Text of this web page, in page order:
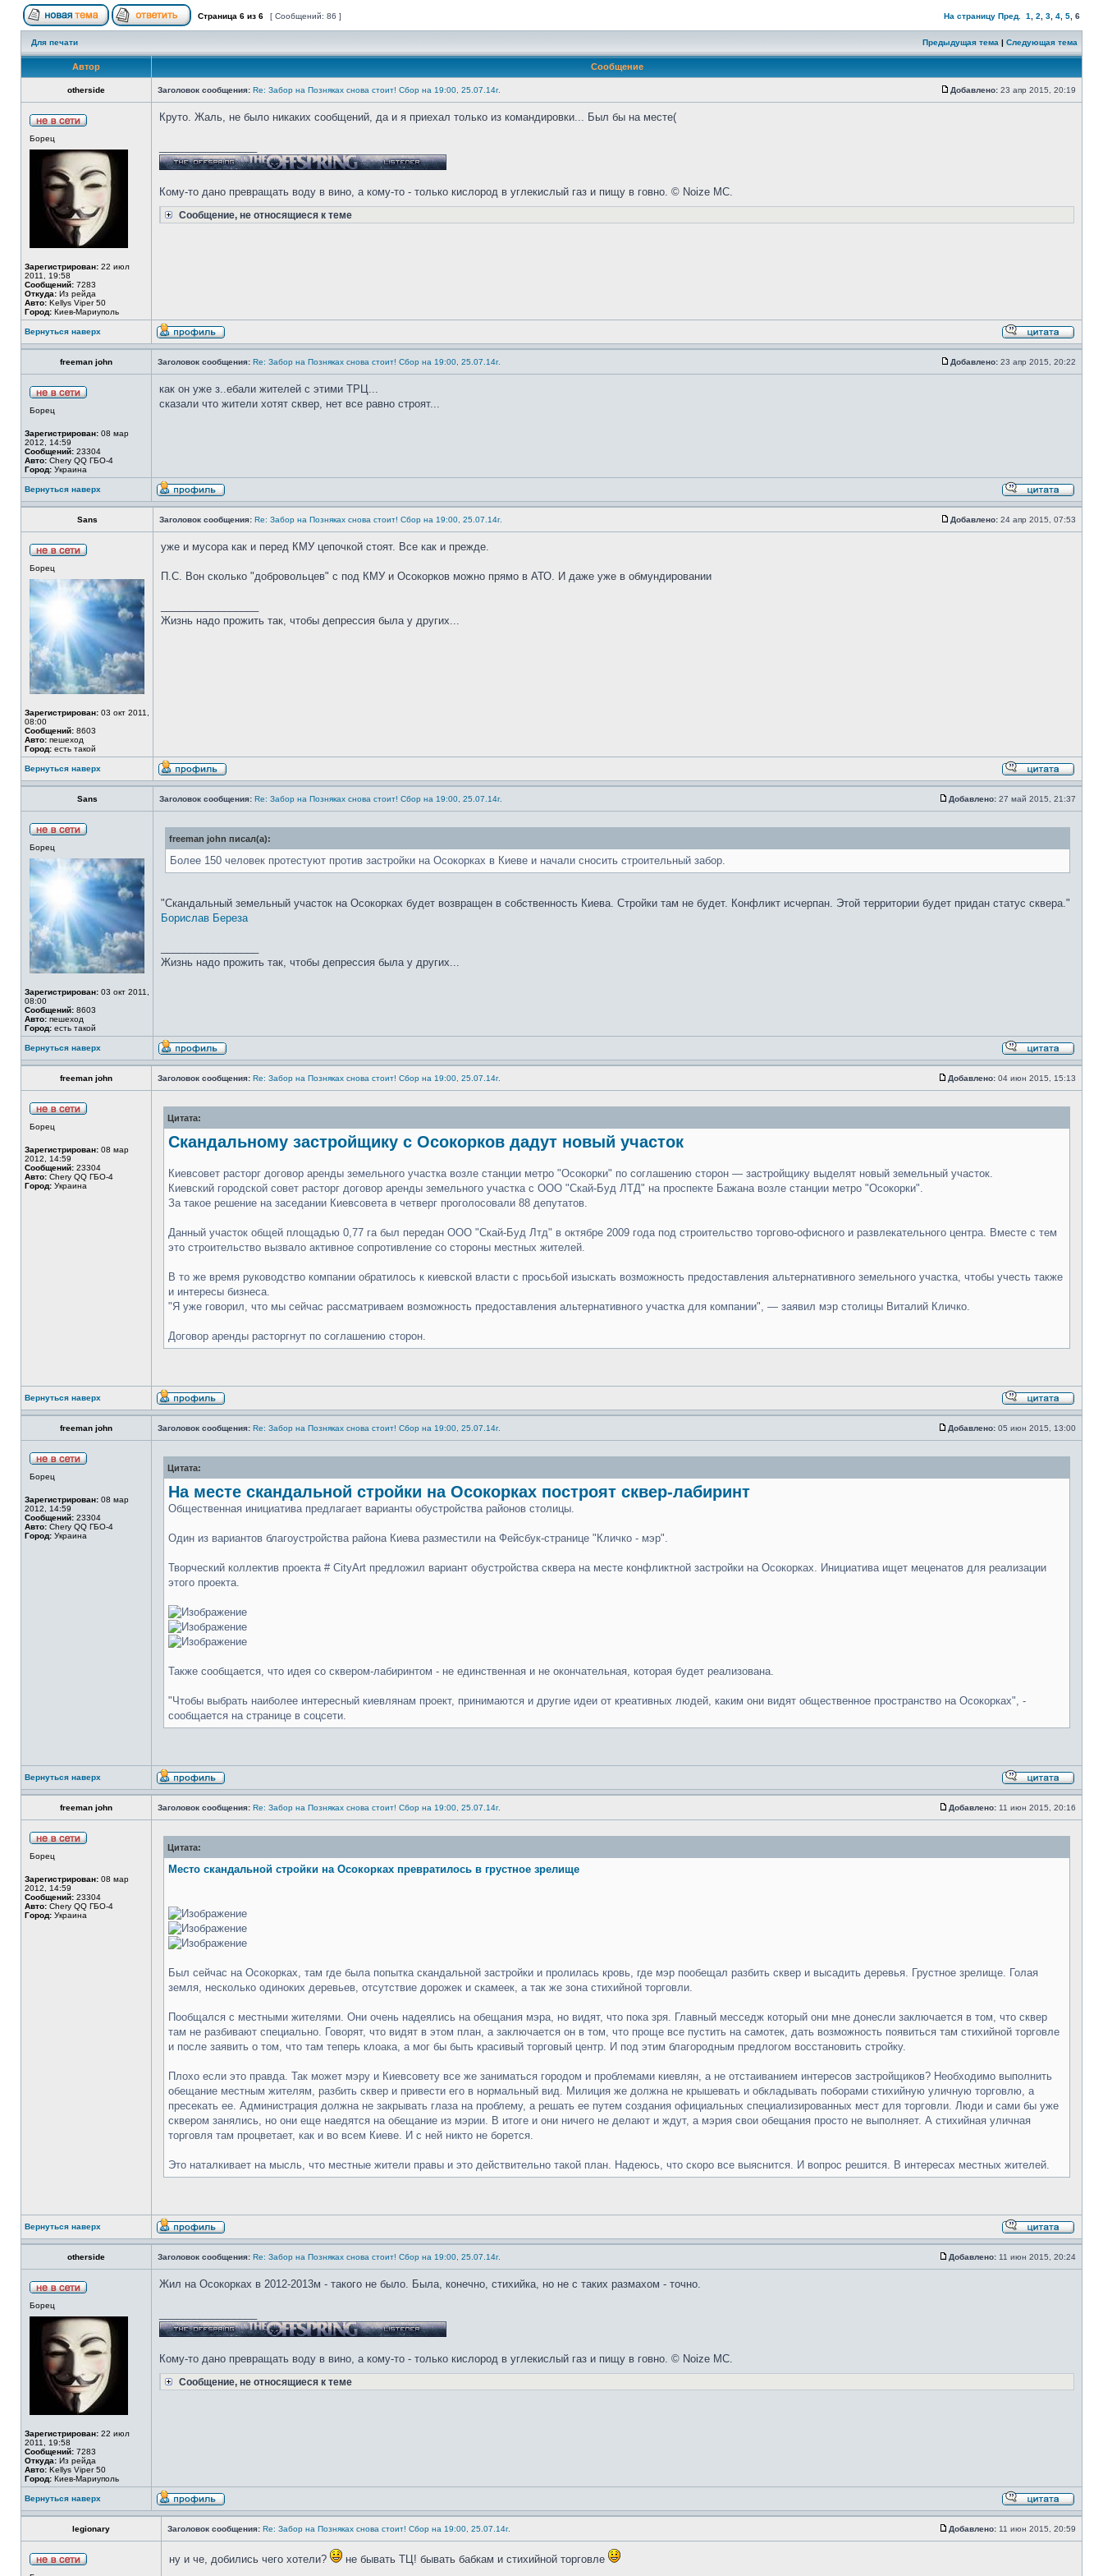
Страница 6 из 6 [ Сообщений: 86 ] На страницу Пред. 1 2 3 4 5 6
Для печати Предыдущая тема | Следующая тема
Автор Сообщение
otherside Заголовок сообщения: Re: Забор на Позняках снова стоит! Сбор на 19:00, 25.07.14г. Добавлено: 23 апр 2015, 20:19
Борец
Зарегистрирован: 22 июл
2011, 19:58
Сообщений: 7283
Откуда: Из рейда
Авто: Kellys Viper 50
Город: Киев-Мариуполь
Круто. Жаль, не было никаких сообщений, да и я приехал только из командировки... Был бы на месте(
Кому-то дано превращать воду в вино, а кому-то - только кислород в углекислый газ и пищу в говно. © Noize MC.
Сообщение, не относящиеся к теме
Вернуться наверх
freeman john Заголовок сообщения: Re: Забор на Позняках снова стоит! Сбор на 19:00, 25.07.14г. Добавлено: 23 апр 2015, 20:22
Борец
Зарегистрирован: 08 мар
2012, 14:59
Сообщений: 23304
Авто: Chery QQ ГБО-4
Город: Украина
как он уже з..ебали жителей с этими ТРЦ...
сказали что жители хотят сквер, нет все равно строят...
Вернуться наверх
Sans Заголовок сообщения: Re: Забор на Позняках снова стоит! Сбор на 19:00, 25.07.14г. Добавлено: 24 апр 2015, 07:53
Борец
Зарегистрирован: 03 окт 2011,
08:00
Сообщений: 8603
Авто: пешеход
Город: есть такой
уже и мусора как и перед КМУ цепочкой стоят. Все как и прежде.
П.С. Вон сколько "добровольцев" с под КМУ и Осокорков можно прямо в АТО. И даже уже в обмундировании
Жизнь надо прожить так, чтобы депрессия была у других...
Вернуться наверх
Sans Заголовок сообщения: Re: Забор на Позняках снова стоит! Сбор на 19:00, 25.07.14г. Добавлено: 27 май 2015, 21:37
Борец
Зарегистрирован: 03 окт 2011,
08:00
Сообщений: 8603
Авто: пешеход
Город: есть такой
freeman john писал(а):
Более 150 человек протестуют против застройки на Осокорках в Киеве и начали сносить строительный забор.
"Скандальный земельный участок на Осокорках будет возвращен в собственность Киева. Стройки там не будет. Конфликт исчерпан. Этой территории будет придан статус сквера."
Борислав Береза
Жизнь надо прожить так, чтобы депрессия была у других...
Вернуться наверх
freeman john Заголовок сообщения: Re: Забор на Позняках снова стоит! Сбор на 19:00, 25.07.14г. Добавлено: 04 июн 2015, 15:13
Борец
Зарегистрирован: 08 мар
2012, 14:59
Сообщений: 23304
Авто: Chery QQ ГБО-4
Город: Украина
Цитата:
Скандальному застройщику с Осокорков дадут новый участок
Киевсовет расторг договор аренды земельного участка возле станции метро "Осокорки" по соглашению сторон — застройщику выделят новый земельный участок.
Киевский городской совет расторг договор аренды земельного участка с ООО "Скай-Буд ЛТД" на проспекте Бажана возле станции метро "Осокорки".
За такое решение на заседании Киевсовета в четверг проголосовали 88 депутатов.
Данный участок общей площадью 0,77 га был передан ООО "Скай-Буд Лтд" в октябре 2009 года под строительство торгово-офисного и развлекательного центра. Вместе с тем
это строительство вызвало активное сопротивление со стороны местных жителей.
В то же время руководство компании обратилось к киевской власти с просьбой изыскать возможность предоставления альтернативного земельного участка, чтобы учесть также
и интересы бизнеса.
"Я уже говорил, что мы сейчас рассматриваем возможность предоставления альтернативного участка для компании", — заявил мэр столицы Виталий Кличко.
Договор аренды расторгнут по соглашению сторон.
Вернуться наверх
freeman john Заголовок сообщения: Re: Забор на Позняках снова стоит! Сбор на 19:00, 25.07.14г. Добавлено: 05 июн 2015, 13:00
Борец
Зарегистрирован: 08 мар
2012, 14:59
Сообщений: 23304
Авто: Chery QQ ГБО-4
Город: Украина
Цитата:
На месте скандальной стройки на Осокорках построят сквер-лабиринт
Общественная инициатива предлагает варианты обустройства районов столицы.
Один из вариантов благоустройства района Киева разместили на Фейсбук-странице "Кличко - мэр".
Творческий коллектив проекта # CityArt предложил вариант обустройства сквера на месте конфликтной застройки на Осокорках. Инициатива ищет меценатов для реализации
этого проекта.
Также сообщается, что идея со сквером-лабиринтом - не единственная и не окончательная, которая будет реализована.
"Чтобы выбрать наиболее интересный киевлянам проект, принимаются и другие идеи от креативных людей, каким они видят общественное пространство на Осокорках", -
сообщается на странице в соцсети.
Вернуться наверх
freeman john Заголовок сообщения: Re: Забор на Позняках снова стоит! Сбор на 19:00, 25.07.14г. Добавлено: 11 июн 2015, 20:16
Борец
Зарегистрирован: 08 мар
2012, 14:59
Сообщений: 23304
Авто: Chery QQ ГБО-4
Город: Украина
Цитата:
Место скандальной стройки на Осокорках превратилось в грустное зрелище
Был сейчас на Осокорках, там где была попытка скандальной застройки и пролилась кровь, где мэр пообещал разбить сквер и высадить деревья. Грустное зрелище. Голая
земля, несколько одиноких деревьев, отсутствие дорожек и скамеек, а так же зона стихийной торговли.
Пообщался с местными жителями. Они очень надеялись на обещания мэра, но видят, что пока зря. Главный месседж который они мне донесли заключается в том, что сквер
там не разбивают специально. Говорят, что видят в этом план, а заключается он в том, что проще все пустить на самотек, дать возможность появиться там стихийной торговле
и после заявить о том, что там теперь клоака, а мог бы быть красивый торговый центр. И под этим благородным предлогом восстановить стройку.
Плохо если это правда. Так может мэру и Киевсовету все же заниматься городом и проблемами киевлян, а не отстаиванием интересов застройщиков? Необходимо выполнить
обещание местным жителям, разбить сквер и привести его в нормальный вид. Милиция же должна не крышевать и обкладывать поборами стихийную уличную торговлю, а
пресекать ее. Администрация должна не закрывать глаза на проблему, а решать ее путем создания официальных специализированных мест для торговли. Люди и сами бы уже
сквером занялись, но они еще наедятся на обещание из мэрии. В итоге и они ничего не делают и ждут, а мэрия свои обещания просто не выполняет. А стихийная уличная
торговля там процветает, как и во всем Киеве. И с ней никто не борется.
Это наталкивает на мысль, что местные жители правы и это действительно такой план. Надеюсь, что скоро все выяснится. И вопрос решится. В интересах местных жителей.
Вернуться наверх
otherside Заголовок сообщения: Re: Забор на Позняках снова стоит! Сбор на 19:00, 25.07.14г. Добавлено: 11 июн 2015, 20:24
Борец
Зарегистрирован: 22 июл
2011, 19:58
Сообщений: 7283
Откуда: Из рейда
Авто: Kellys Viper 50
Город: Киев-Мариуполь
Жил на Осокорках в 2012-2013м - такого не было. Была, конечно, стихийка, но не с таких размахом - точно.
Кому-то дано превращать воду в вино, а кому-то - только кислород в углекислый газ и пищу в говно. © Noize MC.
Сообщение, не относящиеся к теме
Вернуться наверх
legionary Заголовок сообщения: Re: Забор на Позняках снова стоит! Сбор на 19:00, 25.07.14г. Добавлено: 11 июн 2015, 20:59
ну и че, добились чего хотели? не бывать ТЦ! бывать бабкам и стихийной торговле